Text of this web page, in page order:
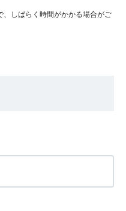
しばらく時間がかかる場合がご